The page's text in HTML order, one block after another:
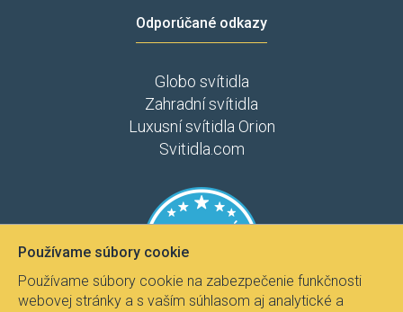
Odporúčané odkazy
Globo svítidla
Zahradní svítidla
Luxusní svítidla Orion
Svitidla.com
Používame súbory cookie
Používame súbory cookie na zabezpečenie funkčnosti
webovej stránky a s vaším súhlasom aj analytické a